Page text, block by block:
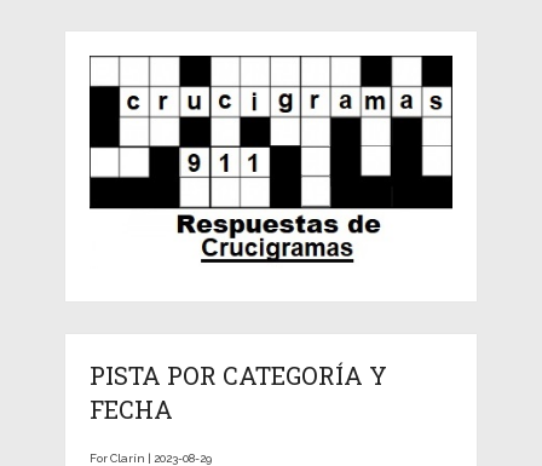
PISTA POR CATEGORÍA Y
FECHA
For Clarín | 2023-08-29